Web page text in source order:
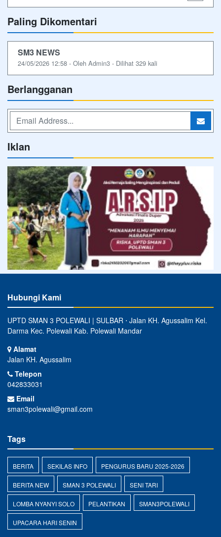
Paling Dikomentari
SM3 NEWS
24/05/2026 12:58 - Oleh Admin3 - Dilihat 329 kali
Berlangganan
Iklan
Hubungi Kami
UPTD SMAN 3 POLEWALI | SULBAR ⋅ Jalan KH. Agussalim Kel.
Darma Kec. Polewali Kab. Polewali Mandar
Alamat
Jalan KH. Agussalim
Telepon
042833031
Email
sman3polewali@gmail.com
Tags
BERITA SEKILAS INFO PENGURUS BARU 2025-2026
BERITA NEW SMAN 3 POLEWALI SENI TARI
LOMBA NYANYI SOLO PELANTIKAN SMAN3POLEWALI
UPACARA HARI SENIN